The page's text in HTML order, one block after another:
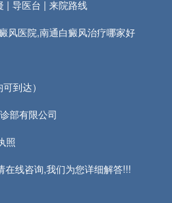
|导医台 |来院路线
风医院,南通白癜风治疗哪家好
到达）
部有限公司
照
在线咨询,我们为您详细解答!!!